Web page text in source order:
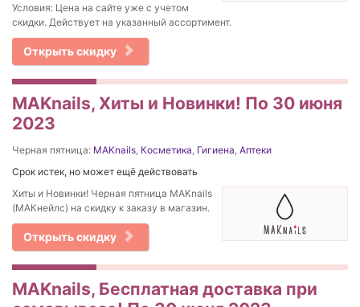
Условия: Цена на сайте уже с учетом
скидки. Действует на указанный ассортимент.
Открыть скидку
MAKnails, Хиты и Новинки! По 30 июня
2023
Черная пятница: MAKnails Косметика Гигиена Аптеки
Срок истек, но может ещё действовать
Хиты и Новинки! Черная пятница MAKnails
(МАКнейлс) на скидку к заказу в магазин.
Открыть скидку
MAKnails, Бесплатная доставка при